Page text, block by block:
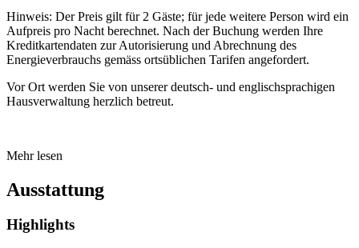
Hinweis: Der Preis gilt für 2 Gäste; für jede weitere Person wird ein
Aufpreis pro Nacht berechnet. Nach der Buchung werden Ihre
Kreditkartendaten zur Autorisierung und Abrechnung des
Energieverbrauchs gemäss ortsüblichen Tarifen angefordert.
Vor Ort werden Sie von unserer deutsch- und englischsprachigen
Hausverwaltung herzlich betreut.
Mehr lesen
Ausstattung
Highlights